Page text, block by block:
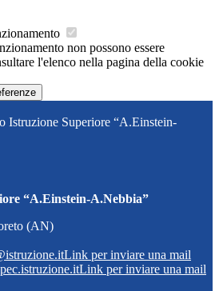
non possono essere
l'elenco nella pagina della cookie
Istruzione Superiore “A.Einstein-
“A.Einstein-A.Nebbia”
(AN)
Link per inviare una mail
Link per inviare una mail